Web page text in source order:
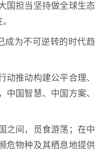
国担当坚持做全球生态
成为不可逆转的时代趋
推动构建公平合理、
国智慧、中国方案、
之间，觅食游荡；在中
危物种及其栖息地提供